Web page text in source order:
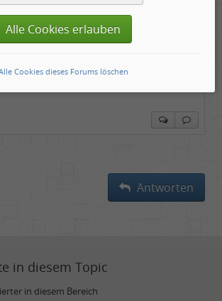
wurde 1969 auf Stable Records
in einer limitierten Auflage von nur
Laufe der Zeit ...
Antworten
in diesem Topic
in diesem Bereich
Alle Cookies erlauben
Cookies dieses Forums löschen